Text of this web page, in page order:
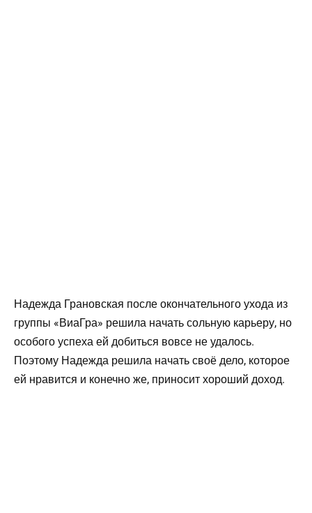
Надежда Грановская после окончательного ухода из
группы «ВиаГра» решила начать сольную карьеру, но
особого успеха ей добиться вовсе не удалось.
Поэтому Надежда решила начать своё дело, которое
ей нравится и конечно же, приносит хороший доход.